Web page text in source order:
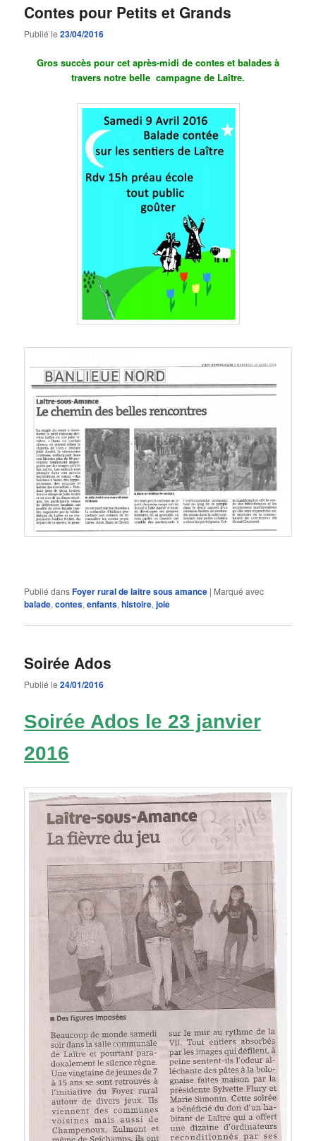
Contes pour Petits et Grands
Publié le23/04/2016
Gros succès pour cet après-midi de contes et balades à
travers notre belle campagne de Laître.
Publié dansFoyer rural de laitre sous amance | Marqué avec
balade,contes,enfants,histoire,joie
Soirée Ados
Publié le24/01/2016
Soirée Ados le 23 janvier
2016